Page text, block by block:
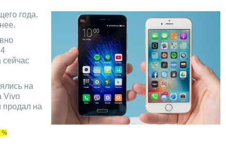
года.
сейчас
на
Vivo
продал на